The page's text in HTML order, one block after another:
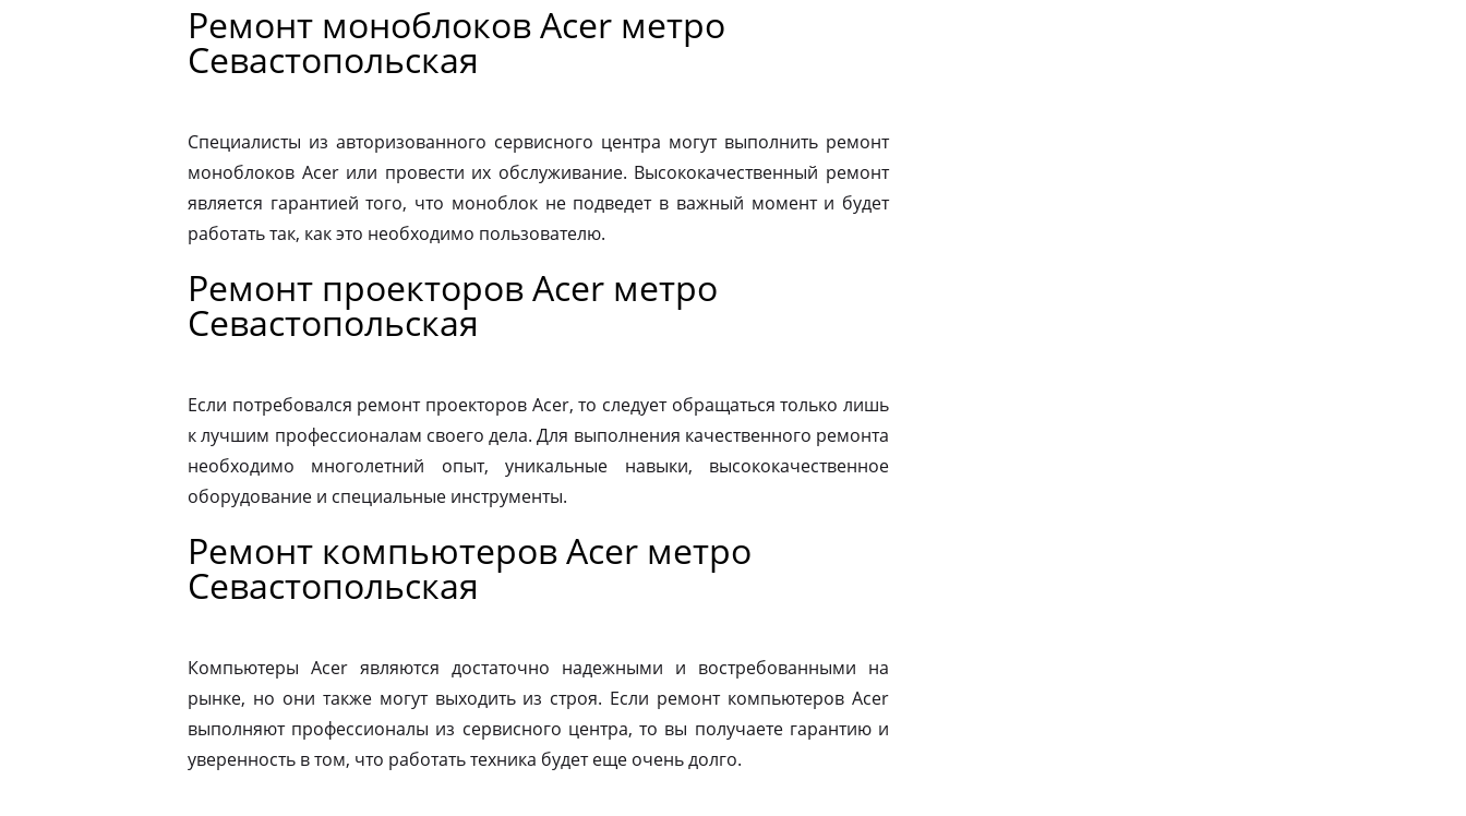
Ремонт моноблоков Acer метро
Севастопольская
Специалисты из авторизованного сервисного центра могут выполнить ремонт
моноблоков Acer или провести их обслуживание. Высококачественный ремонт
является гарантией того, что моноблок не подведет в важный момент и будет
работать так, как это необходимо пользователю.
Ремонт проекторов Acer метро
Севастопольская
Если потребовался ремонт проекторов Acer, то следует обращаться только лишь
к лучшим профессионалам своего дела. Для выполнения качественного ремонта
необходимо многолетний опыт, уникальные навыки, высококачественное
оборудование и специальные инструменты.
Ремонт компьютеров Acer метро
Севастопольская
Компьютеры Acer являются достаточно надежными и востребованными на
рынке, но они также могут выходить из строя. Если ремонт компьютеров Acer
выполняют профессионалы из сервисного центра, то вы получаете гарантию и
уверенность в том, что работать техника будет еще очень долго.